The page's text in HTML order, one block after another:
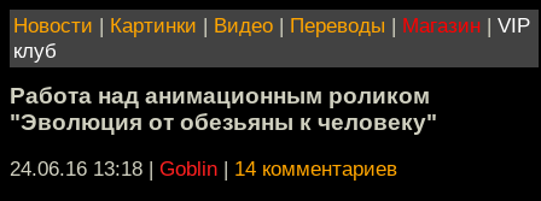
Новости | Картинки | Видео | Переводы | Магазин | VIP
клуб
Работа над анимационным роликом
"Эволюция от обезьяны к человеку"
24.06.16 13:18 | Goblin | 14 комментариев